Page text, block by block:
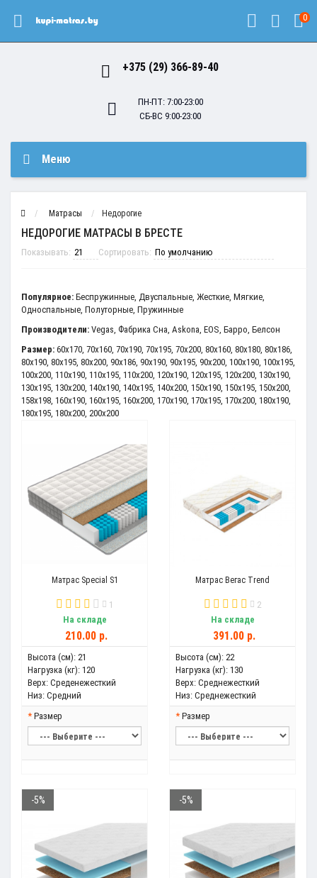
0
+375 (29) 366-89-40
ПН-ПТ: 7:00-23:00
СБ-ВС 9:00-23:00
Меню
Матрасы Недорогие
НЕДОРОГИЕ МАТРАСЫ В БРЕСТЕ
Показывать: Сортировать:
Популярное: Беспружинные, Двуспальные, Жесткие, Мягкие,
Односпальные, Полуторные, Пружинные
Производители: Vegas, Фабрика Сна, Askona, EOS, Барро, Белсон
Размер: 60x170, 70x160, 70x190, 70x195, 70x200, 80x160, 80x180, 80x186,
80x190, 80x195, 80x200, 90x186, 90x190, 90x195, 90x200, 100x190, 100x195,
100x200, 110x190, 110x195, 110x200, 120x190, 120x195, 120x200, 130x190,
130x195, 130x200, 140x190, 140x195, 140x200, 150x190, 150x195, 150x200,
158x198, 160x190, 160x195, 160x200, 170x190, 170x195, 170x200, 180x190,
180x195, 180x200, 200x200
Матрас Special S1
1
На складе
210.00 р.
Высота (см): 21
Нагрузка (кг): 120
Верх: Среденежесткий
Низ: Средний
Размер
Матрас Вегас Trend
2
На складе
391.00 р.
Высота (см): 22
Нагрузка (кг): 130
Верх: Среднежесткий
Низ: Среднежесткий
Размер
-5% -5%